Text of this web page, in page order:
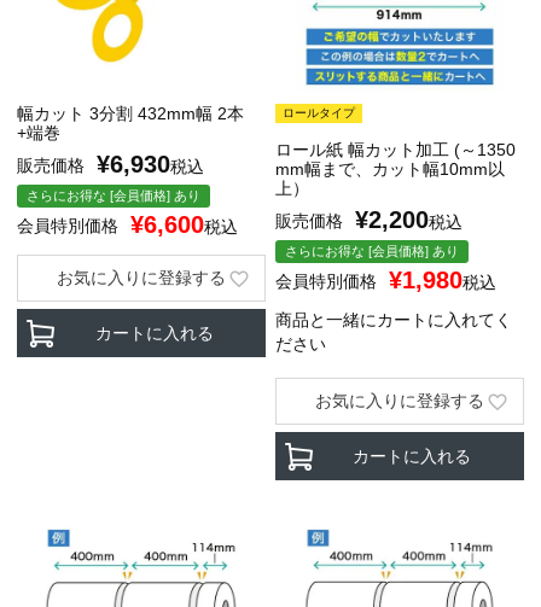
幅カット 3分割 432mm幅 2本
+端巻
販売価格
¥6,930税込
さらにお得な [会員価格] あり
会員特別価格 ¥6,600税込
カートに入れる
お気に入りに登録する
ロールタイプ
ロール紙 幅カット加工 (～1350
mm幅まで、カット幅10mm以
上）
販売価格
¥2,200税込
さらにお得な [会員価格] あり
会員特別価格 ¥1,980税込
商品と一緒にカートに入れてく
ださい
カートに入れる
お気に入りに登録する